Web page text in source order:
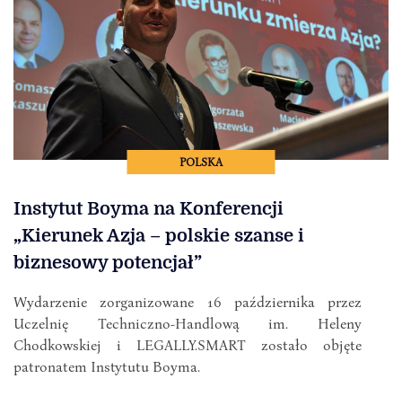
POLSKA
Instytut Boyma na Konferencji
„Kierunek Azja – polskie szanse i
biznesowy potencjał”
Wydarzenie zorganizowane 16 października przez
Uczelnię Techniczno-Handlową im. Heleny
Chodkowskiej i LEGALLY.SMART zostało objęte
patronatem Instytutu Boyma.